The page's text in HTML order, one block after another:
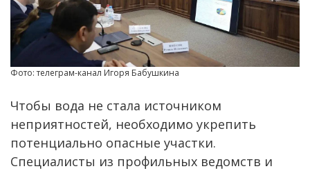
Фото: телеграм-канал Игоря Бабушкина
Чтобы вода не стала источником
неприятностей, необходимо укрепить
потенциально опасные участки.
Специалисты из профильных ведомств и